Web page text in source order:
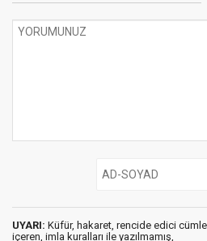
UYARI: Küfür, hakaret, rencide edici
içeren, imla kuralları ile yazılmamış,